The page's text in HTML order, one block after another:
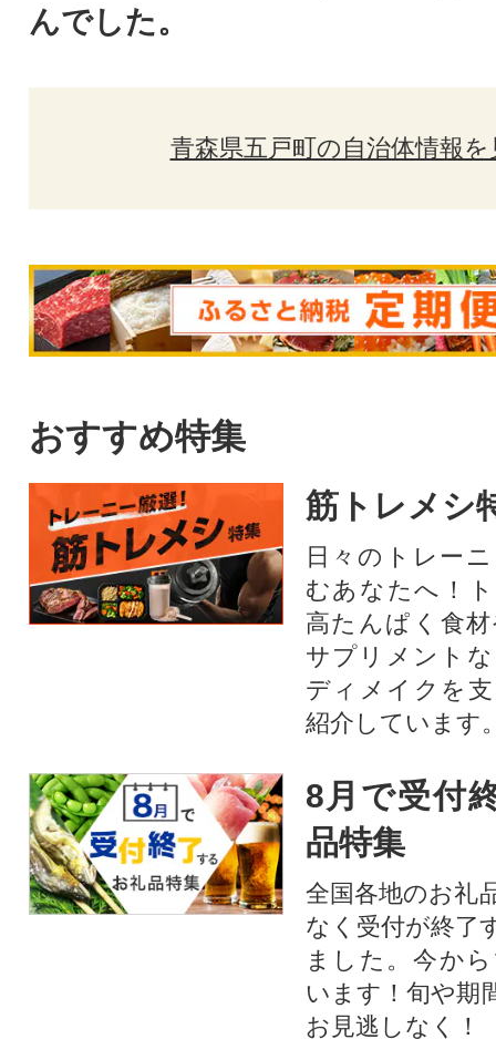
んでした。
青森県五戸町の自治体情報を
おすすめ特集
筋トレメシ
日々のトレー
むあなたへ！
高たんぱく食
サプリメント
ディメイクを
紹介しています
8月で受付
品特集
全国各地のお礼
なく受付が終了
ました。今か
います！旬や期
お見逃しなく！